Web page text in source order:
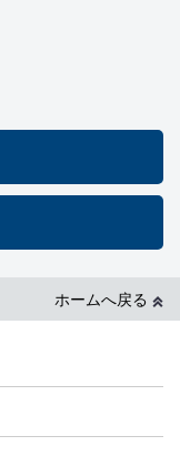
ホームへ戻る